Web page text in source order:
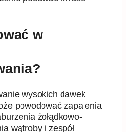
w
wysokich dawek
powodować zapalenia
żołądkowo-
wątroby i zespół